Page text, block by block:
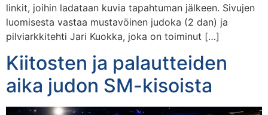
linkit, joihin ladataan kuvia tapahtuman jälkeen. Sivujen
luomisesta vastaa mustavöinen judoka (2 dan) ja
pilviarkkitehti Jari Kuokka, joka on toiminut […]
Kiitosten ja palautteiden
aika judon SM-kisoista